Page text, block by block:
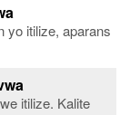
yo itilize, aparans
itilize. Kalite